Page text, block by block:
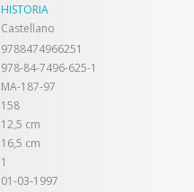
HISTORIA
Castellano
9788474966251
978-84-7496-625-1
MA-187-97
158
12,5 cm
16,5 cm
1
01-03-1997